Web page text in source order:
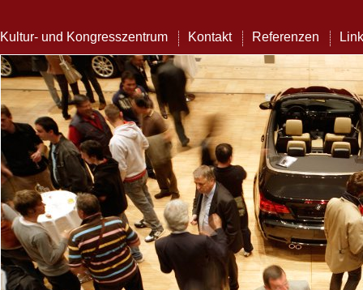
Kultur- und Kongresszentrum Kontakt Referenzen